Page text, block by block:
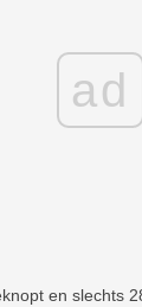
ad
en slechts